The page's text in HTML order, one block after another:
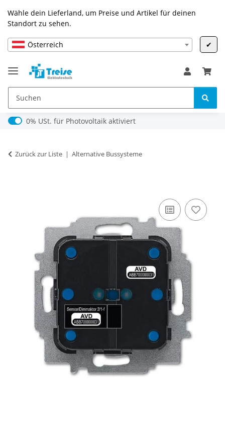
Wähle dein Lieferland, um Preise und Artikel für deinen
Standort zu sehen.
Österreich ✔
0% USt. für Photovoltaik (§ 12 Abs. 3 UStG)
0% USt. für Photovoltaik aktiviert
Zurück zur Liste Alternative Bussysteme